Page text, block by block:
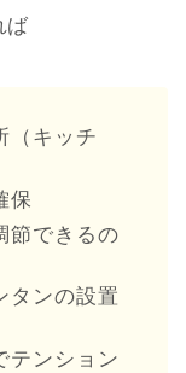
ば
（キッチ
保
節できるの
タンの設置
テンション